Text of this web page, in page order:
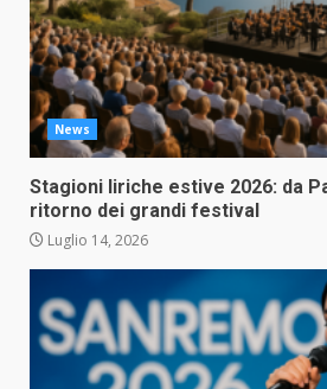
News
Stagioni liriche estive 2026: da
ritorno dei grandi festival
Luglio 14, 2026